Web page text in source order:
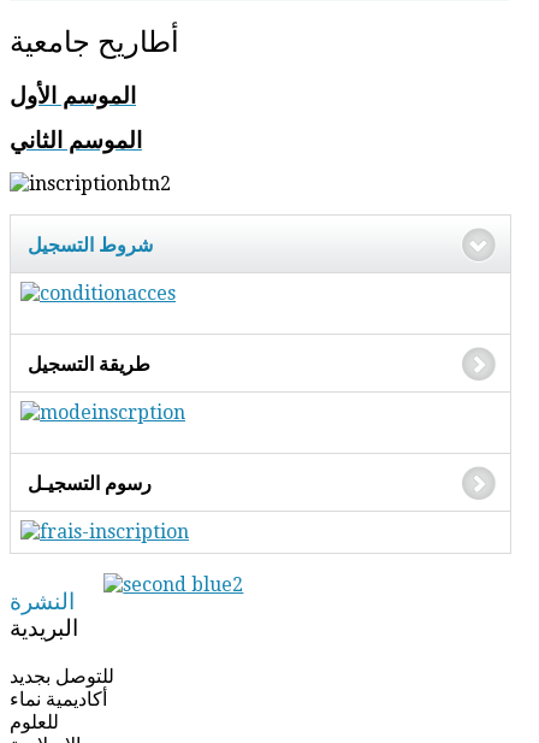
أطاريح جامعية
الموسم الأول
الموسم الثاني
شروط التسجيل
طريقة التسجيل
رسوم التسجيـل
النشرة
البريدية
للتوصل بجديد
أكاديمية نماء
للعلوم